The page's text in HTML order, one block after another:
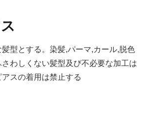
型とする。染髪,パーマ,カール,脱色
わしくない髪型及び不必要な加工は
スの着用は禁止する